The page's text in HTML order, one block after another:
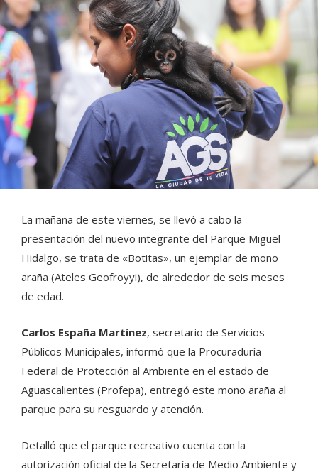
La mañana de este viernes, se llevó a cabo la
presentación del nuevo integrante del Parque Miguel
Hidalgo, se trata de «Botitas», un ejemplar de mono
araña (Ateles Geofroyyi), de alrededor de seis meses
de edad.
Carlos España Martínez, secretario de Servicios
Públicos Municipales, informó que la Procuraduría
Federal de Protección al Ambiente en el estado de
Aguascalientes (Profepa), entregó este mono araña al
parque para su resguardo y atención.
Detalló que el parque recreativo cuenta con la
autorización oficial de la Secretaría de Medio Ambiente y